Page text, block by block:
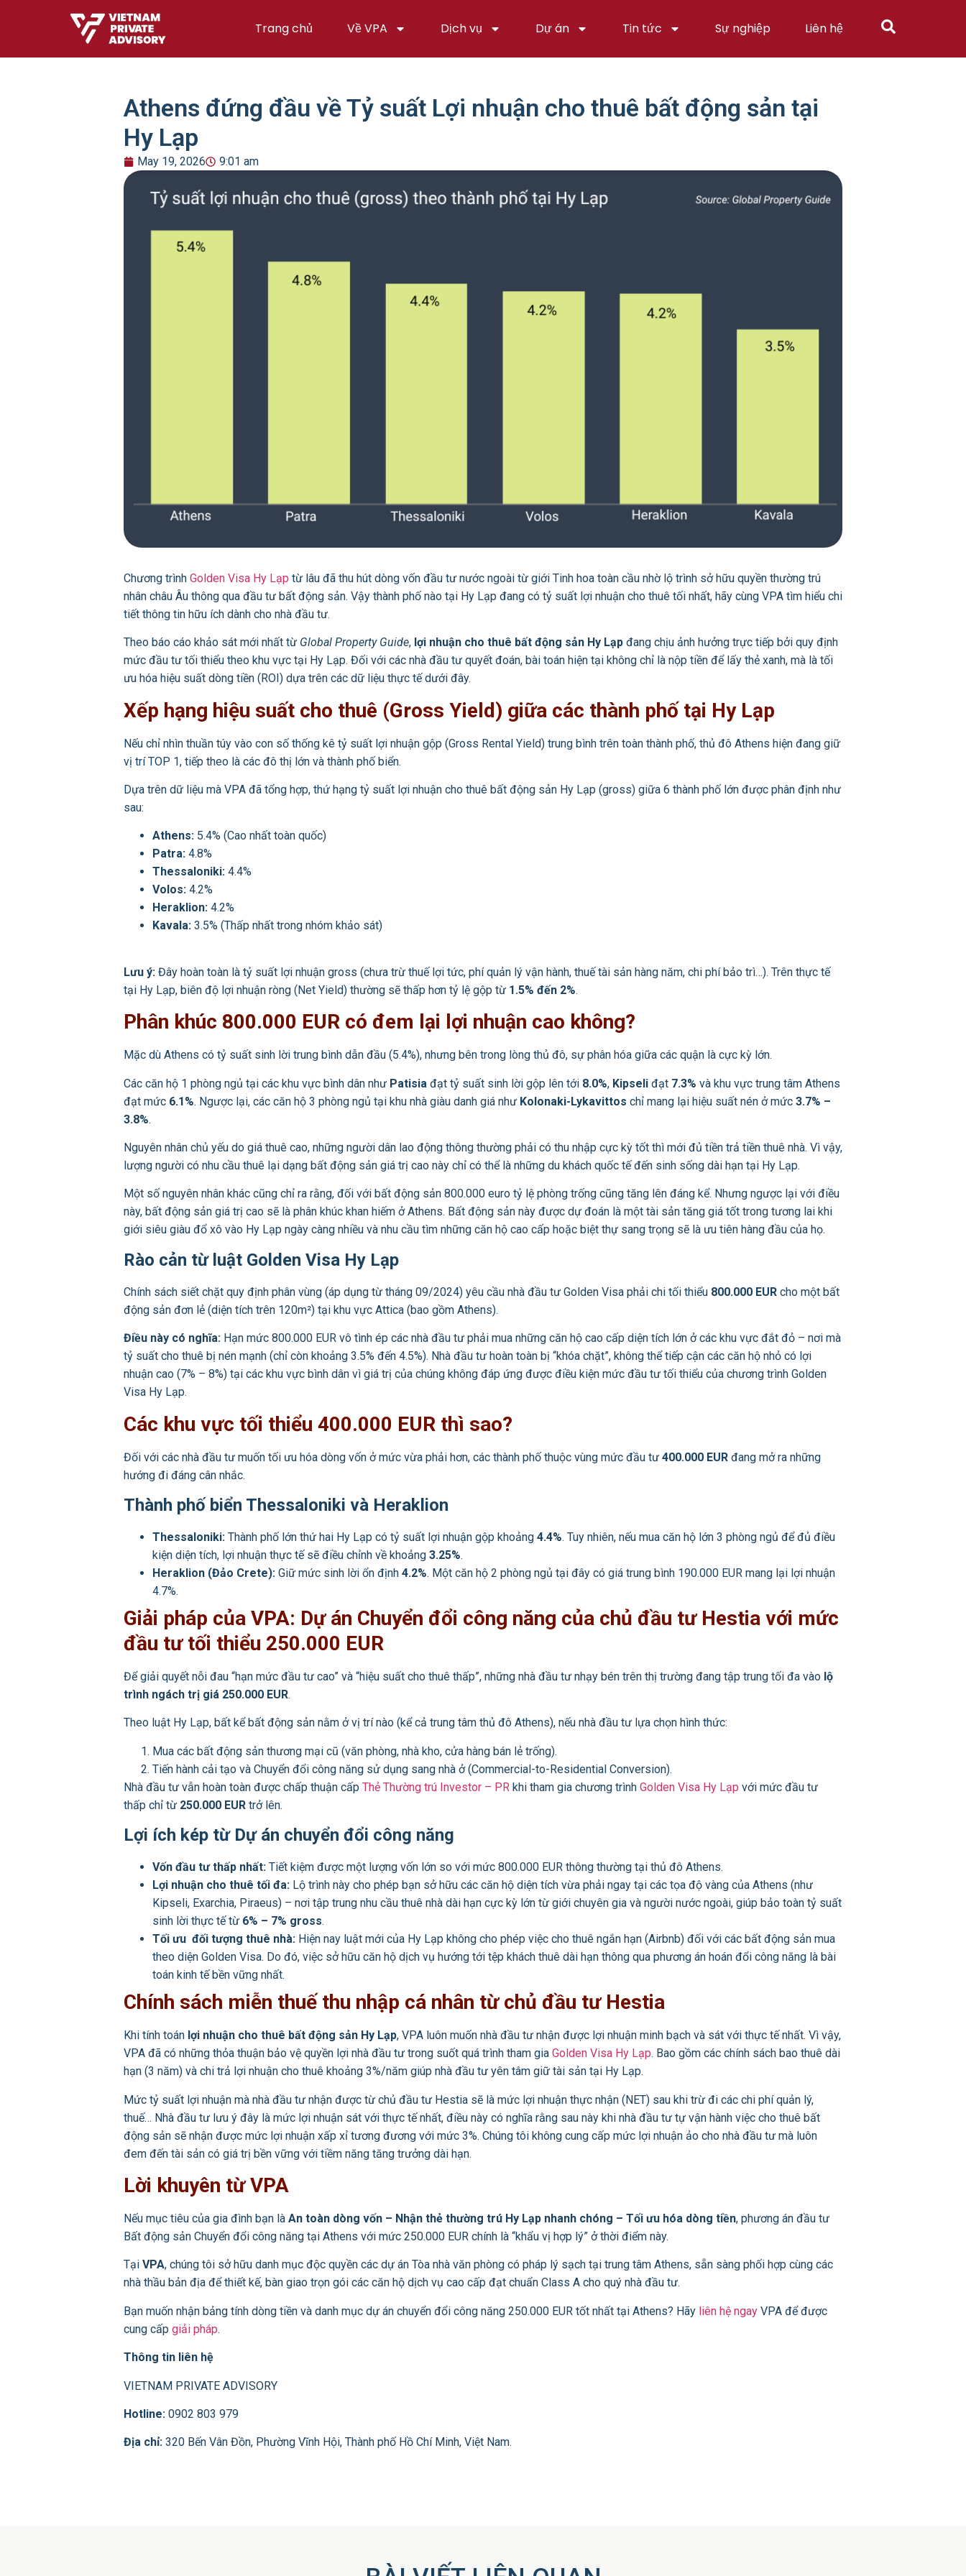
Trang chủ Về VPA Dịch vụ Dự án Tin tức Sự nghiệp Liên hệ
Athens đứng đầu về Tỷ suất Lợi nhuận cho thuê bất động sản tại
Hy Lạp
May 19, 2026 9:01 am
Chương trình Golden Visa Hy Lạp từ lâu đã thu hút dòng vốn đầu tư nước ngoài từ giới Tinh hoa toàn cầu nhờ lộ trình sở hữu quyền thường trú
nhân châu Âu thông qua đầu tư bất động sản. Vậy thành phố nào tại Hy Lạp đang có tỷ suất lợi nhuận cho thuê tối nhất, hãy cùng VPA tìm hiểu chi
tiết thông tin hữu ích dành cho nhà đầu tư.
Theo báo cáo khảo sát mới nhất từ Global Property Guide, lợi nhuận cho thuê bất động sản Hy Lạp đang chịu ảnh hưởng trực tiếp bởi quy định
mức đầu tư tối thiểu theo khu vực tại Hy Lạp. Đối với các nhà đầu tư quyết đoán, bài toán hiện tại không chỉ là nộp tiền để lấy thẻ xanh, mà là tối
ưu hóa hiệu suất dòng tiền (ROI) dựa trên các dữ liệu thực tế dưới đây.
Xếp hạng hiệu suất cho thuê (Gross Yield) giữa các thành phố tại Hy Lạp
Nếu chỉ nhìn thuần túy vào con số thống kê tỷ suất lợi nhuận gộp (Gross Rental Yield) trung bình trên toàn thành phố, thủ đô Athens hiện đang giữ
vị trí TOP 1, tiếp theo là các đô thị lớn và thành phố biển.
Dựa trên dữ liệu mà VPA đã tổng hợp, thứ hạng tỷ suất lợi nhuận cho thuê bất động sản Hy Lạp (gross) giữa 6 thành phố lớn được phân định như
sau:
Athens: 5.4% (Cao nhất toàn quốc)
Patra: 4.8%
Thessaloniki: 4.4%
Volos: 4.2%
Heraklion: 4.2%
Kavala: 3.5% (Thấp nhất trong nhóm khảo sát)
Lưu ý: Đây hoàn toàn là tỷ suất lợi nhuận gross (chưa trừ thuế lợi tức, phí quản lý vận hành, thuế tài sản hàng năm, chi phí bảo trì…). Trên thực tế
tại Hy Lạp, biên độ lợi nhuận ròng (Net Yield) thường sẽ thấp hơn tỷ lệ gộp từ 1.5% đến 2%.
Phân khúc 800.000 EUR có đem lại lợi nhuận cao không?
Mặc dù Athens có tỷ suất sinh lời trung bình dẫn đầu (5.4%), nhưng bên trong lòng thủ đô, sự phân hóa giữa các quận là cực kỳ lớn.
Các căn hộ 1 phòng ngủ tại các khu vực bình dân như Patisia đạt tỷ suất sinh lời gộp lên tới 8.0%, Kipseli đạt 7.3% và khu vực trung tâm Athens
đạt mức 6.1%. Ngược lại, các căn hộ 3 phòng ngủ tại khu nhà giàu danh giá như Kolonaki-Lykavittos chỉ mang lại hiệu suất nén ở mức 3.7% –
3.8%.
Nguyên nhân chủ yếu do giá thuê cao, những người dân lao động thông thường phải có thu nhập cực kỳ tốt thì mới đủ tiền trả tiền thuê nhà. Vì vậy,
lượng người có nhu cầu thuê lại dạng bất động sản giá trị cao này chỉ có thể là những du khách quốc tế đến sinh sống dài hạn tại Hy Lạp.
Một số nguyên nhân khác cũng chỉ ra rằng, đối với bất động sản 800.000 euro tỷ lệ phòng trống cũng tăng lên đáng kể. Nhưng ngược lại với điều
này, bất động sản giá trị cao sẽ là phân khúc khan hiếm ở Athens. Bất động sản này được dự đoán là một tài sản tăng giá tốt trong tương lai khi
giới siêu giàu đổ xô vào Hy Lạp ngày càng nhiều và nhu cầu tìm những căn hộ cao cấp hoặc biệt thự sang trọng sẽ là ưu tiên hàng đầu của họ.
Rào cản từ luật Golden Visa Hy Lạp
Chính sách siết chặt quy định phân vùng (áp dụng từ tháng 09/2024) yêu cầu nhà đầu tư Golden Visa phải chi tối thiểu 800.000 EUR cho một bất
động sản đơn lẻ (diện tích trên 120m²) tại khu vực Attica (bao gồm Athens).
Điều này có nghĩa: Hạn mức 800.000 EUR vô tình ép các nhà đầu tư phải mua những căn hộ cao cấp diện tích lớn ở các khu vực đắt đỏ – nơi mà
tỷ suất cho thuê bị nén mạnh (chỉ còn khoảng 3.5% đến 4.5%). Nhà đầu tư hoàn toàn bị “khóa chặt”, không thể tiếp cận các căn hộ nhỏ có lợi
nhuận cao (7% – 8%) tại các khu vực bình dân vì giá trị của chúng không đáp ứng được điều kiện mức đầu tư tối thiểu của chương trình Golden
Visa Hy Lạp.
Các khu vực tối thiểu 400.000 EUR thì sao?
Đối với các nhà đầu tư muốn tối ưu hóa dòng vốn ở mức vừa phải hơn, các thành phố thuộc vùng mức đầu tư 400.000 EUR đang mở ra những
hướng đi đáng cân nhắc.
Thành phố biển Thessaloniki và Heraklion
Thessaloniki: Thành phố lớn thứ hai Hy Lạp có tỷ suất lợi nhuận gộp khoảng 4.4%. Tuy nhiên, nếu mua căn hộ lớn 3 phòng ngủ để đủ điều
kiện diện tích, lợi nhuận thực tế sẽ điều chỉnh về khoảng 3.25%.
Heraklion (Đảo Crete): Giữ mức sinh lời ổn định 4.2%. Một căn hộ 2 phòng ngủ tại đây có giá trung bình 190.000 EUR mang lại lợi nhuận
4.7%.
Giải pháp của VPA: Dự án Chuyển đổi công năng của chủ đầu tư Hestia với mức
đầu tư tối thiểu 250.000 EUR
Để giải quyết nỗi đau “hạn mức đầu tư cao” và “hiệu suất cho thuê thấp”, những nhà đầu tư nhạy bén trên thị trường đang tập trung tối đa vào lộ
trình ngách trị giá 250.000 EUR.
Theo luật Hy Lạp, bất kể bất động sản nằm ở vị trí nào (kể cả trung tâm thủ đô Athens), nếu nhà đầu tư lựa chọn hình thức:
Mua các bất động sản thương mại cũ (văn phòng, nhà kho, cửa hàng bán lẻ trống).
Tiến hành cải tạo và Chuyển đổi công năng sử dụng sang nhà ở (Commercial-to-Residential Conversion).
Nhà đầu tư vẫn hoàn toàn được chấp thuận cấp Thẻ Thường trú Investor – PR khi tham gia chương trình Golden Visa Hy Lạp với mức đầu tư
thấp chỉ từ 250.000 EUR trở lên.
Lợi ích kép từ Dự án chuyển đổi công năng
Vốn đầu tư thấp nhất: Tiết kiệm được một lượng vốn lớn so với mức 800.000 EUR thông thường tại thủ đô Athens.
Lợi nhuận cho thuê tối đa: Lộ trình này cho phép bạn sở hữu các căn hộ diện tích vừa phải ngay tại các tọa độ vàng của Athens (như
Kipseli, Exarchia, Piraeus) – nơi tập trung nhu cầu thuê nhà dài hạn cực kỳ lớn từ giới chuyên gia và người nước ngoài, giúp bảo toàn tỷ suất
sinh lời thực tế từ 6% – 7% gross.
Tối ưu đối tượng thuê nhà: Hiện nay luật mới của Hy Lạp không cho phép việc cho thuê ngắn hạn (Airbnb) đối với các bất động sản mua
theo diện Golden Visa. Do đó, việc sở hữu căn hộ dịch vụ hướng tới tệp khách thuê dài hạn thông qua phương án hoán đổi công năng là bài
toán kinh tế bền vững nhất.
Chính sách miễn thuế thu nhập cá nhân từ chủ đầu tư Hestia
Khi tính toán lợi nhuận cho thuê bất động sản Hy Lạp, VPA luôn muốn nhà đầu tư nhận được lợi nhuận minh bạch và sát với thực tế nhất. Vì vậy,
VPA đã có những thỏa thuận bảo vệ quyền lợi nhà đầu tư trong suốt quá trình tham gia Golden Visa Hy Lạp. Bao gồm các chính sách bao thuê dài
hạn (3 năm) và chi trả lợi nhuận cho thuê khoảng 3%/năm giúp nhà đầu tư yên tâm giữ tài sản tại Hy Lạp.
Mức tỷ suất lợi nhuận mà nhà đầu tư nhận được từ chủ đầu tư Hestia sẽ là mức lợi nhuận thực nhận (NET) sau khi trừ đi các chi phí quản lý,
thuế… Nhà đầu tư lưu ý đây là mức lợi nhuận sát với thực tế nhất, điều này có nghĩa rằng sau này khi nhà đầu tư tự vận hành việc cho thuê bất
động sản sẽ nhận được mức lợi nhuận xấp xỉ tương đương với mức 3%. Chúng tôi không cung cấp mức lợi nhuận ảo cho nhà đầu tư mà luôn
đem đến tài sản có giá trị bền vững với tiềm năng tăng trưởng dài hạn.
Lời khuyên từ VPA
Nếu mục tiêu của gia đình bạn là An toàn dòng vốn – Nhận thẻ thường trú Hy Lạp nhanh chóng – Tối ưu hóa dòng tiền, phương án đầu tư
Bất động sản Chuyển đổi công năng tại Athens với mức 250.000 EUR chính là “khẩu vị hợp lý” ở thời điểm này.
Tại VPA, chúng tôi sở hữu danh mục độc quyền các dự án Tòa nhà văn phòng có pháp lý sạch tại trung tâm Athens, sẵn sàng phối hợp cùng các
nhà thầu bản địa để thiết kế, bàn giao trọn gói các căn hộ dịch vụ cao cấp đạt chuẩn Class A cho quý nhà đầu tư.
Bạn muốn nhận bảng tính dòng tiền và danh mục dự án chuyển đổi công năng 250.000 EUR tốt nhất tại Athens? Hãy liên hệ ngay VPA để được
cung cấp giải pháp.
Thông tin liên hệ
VIETNAM PRIVATE ADVISORY
Hotline: 0902 803 979
Địa chỉ: 320 Bến Vân Đồn, Phường Vĩnh Hội, Thành phố Hồ Chí Minh, Việt Nam.